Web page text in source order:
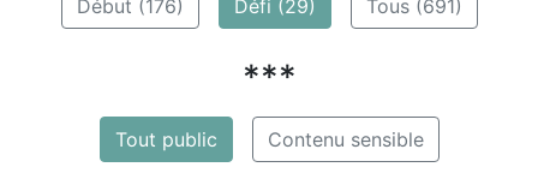
Début (176) Défi (29) Tous (691)
***
Tout public Contenu sensible